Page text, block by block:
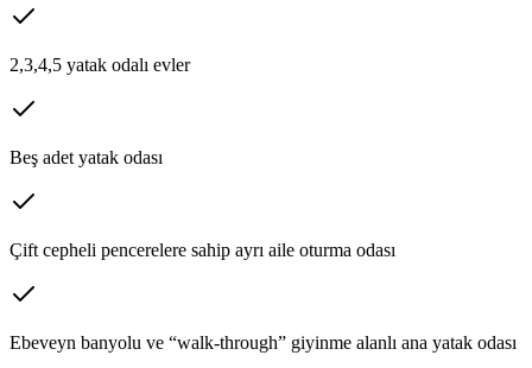
2,3,4,5 yatak odalı evler
Beş adet yatak odası
Çift cepheli pencerelere sahip ayrı aile oturma odası
Ebeveyn banyolu ve “walk-through” giyinme alanlı ana yatak odası